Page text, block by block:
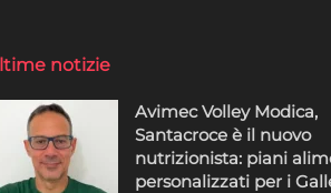
notizie
Avimec Volley Modica,
Santacroce è il nuovo
nutrizionista: piani
personalizzati per i